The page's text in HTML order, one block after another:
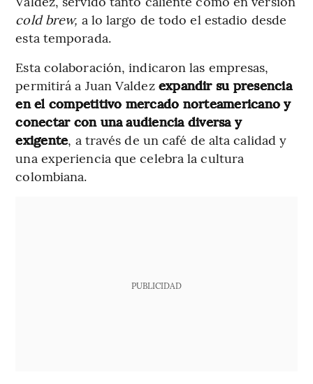
cold brew, a lo largo de todo el estadio desde
esta temporada.
Esta colaboración, indicaron las empresas,
permitirá a Juan Valdez expandir su presencia
en el competitivo mercado norteamericano y
conectar con una audiencia diversa y
exigente, a través de un café de alta calidad y
una experiencia que celebra la cultura
colombiana.
PUBLICIDAD